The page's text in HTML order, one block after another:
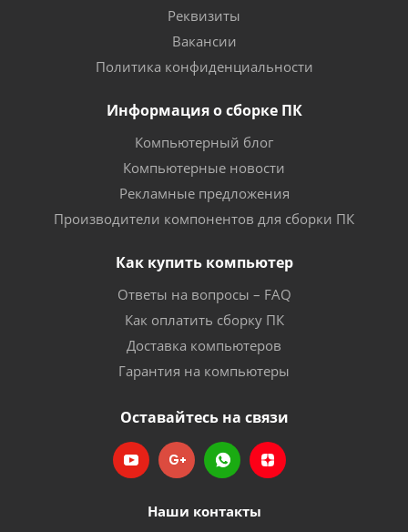
Реквизиты
Вакансии
Политика конфиденциальности
Информация о сборке ПК
Компьютерный блог
Компьютерные новости
Рекламные предложения
Производители компонентов для сборки ПК
Как купить компьютер
Ответы на вопросы – FAQ
Как оплатить сборку ПК
Доставка компьютеров
Гарантия на компьютеры
Оставайтесь на связи
Наши контакты